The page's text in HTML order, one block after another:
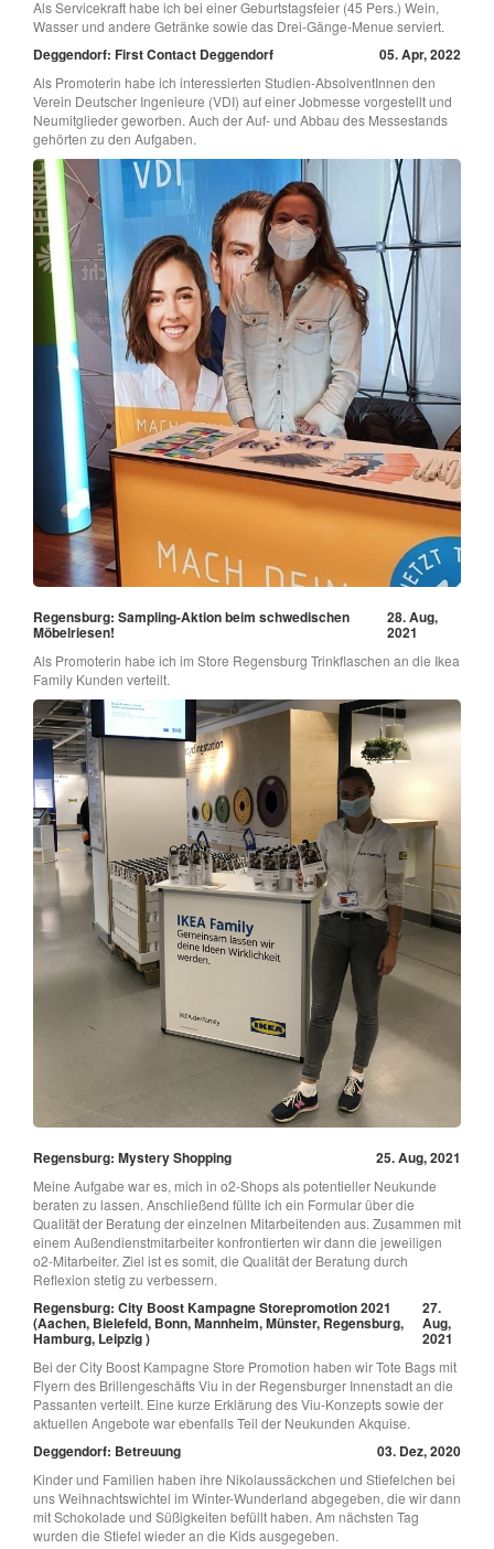
Als Servicekraft habe ich bei einer Geburtstagsfeier (45 Pers.) Wein,
Wasser und andere Getränke sowie das Drei-Gänge-Menue serviert.
Deggendorf: First Contact Deggendorf 05. Apr, 2022
Als Promoterin habe ich interessierten Studien-AbsolventInnen den
Verein Deutscher Ingenieure (VDI) auf einer Jobmesse vorgestellt und
Neumitglieder geworben. Auch der Auf- und Abbau des Messestands
gehörten zu den Aufgaben.
Regensburg: Sampling-Aktion beim schwedischen
Möbelriesen!
28. Aug,
2021
Als Promoterin habe ich im Store Regensburg Trinkflaschen an die Ikea
Family Kunden verteilt.
Regensburg: Mystery Shopping 25. Aug, 2021
Meine Aufgabe war es, mich in o2-Shops als potentieller Neukunde
beraten zu lassen. Anschließend füllte ich ein Formular über die
Qualität der Beratung der einzelnen Mitarbeitenden aus. Zusammen mit
einem Außendienstmitarbeiter konfrontierten wir dann die jeweiligen
o2-Mitarbeiter. Ziel ist es somit, die Qualität der Beratung durch
Reflexion stetig zu verbessern.
Regensburg: City Boost Kampagne Storepromotion 2021
(Aachen, Bielefeld, Bonn, Mannheim, Münster, Regensburg,
Hamburg, Leipzig )
27.
Aug,
2021
Bei der City Boost Kampagne Store Promotion haben wir Tote Bags mit
Flyern des Brillengeschäfts Viu in der Regensburger Innenstadt an die
Passanten verteilt. Eine kurze Erklärung des Viu-Konzepts sowie der
aktuellen Angebote war ebenfalls Teil der Neukunden Akquise.
Deggendorf: Betreuung 03. Dez, 2020
Kinder und Familien haben ihre Nikolaussäckchen und Stiefelchen bei
uns Weihnachtswichtel im Winter-Wunderland abgegeben, die wir dann
mit Schokolade und Süßigkeiten befüllt haben. Am nächsten Tag
wurden die Stiefel wieder an die Kids ausgegeben.